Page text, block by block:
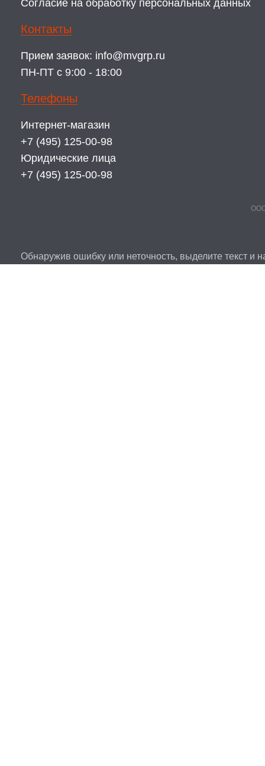
Согласие на обработку персональных данных
Контакты
Прием заявок: info@mvgrp.ru
ПН-ПТ с 9:00 - 18:00
Телефоны
Интернет-магазин
+7 (495) 125-00-98
Юридические лица
+7 (495) 125-00-98
ООО
Обнаружив ошибку или неточность, выделите текст и